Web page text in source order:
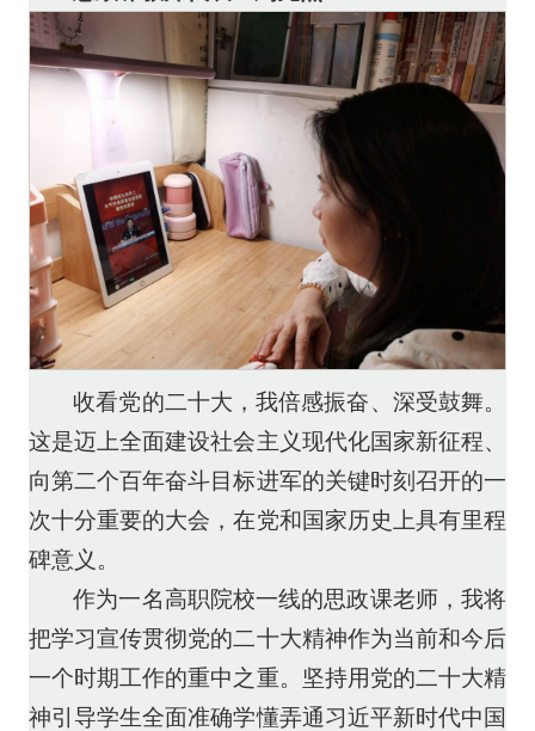
收看党的二十大，我倍感振奋、深受鼓舞。
这是迈上全面建设社会主义现代化国家新征程、
向第二个百年奋斗目标进军的关键时刻召开的一
次十分重要的大会，在党和国家历史上具有里程
碑意义。
作为一名高职院校一线的思政课老师，我将
把学习宣传贯彻党的二十大精神作为当前和今后
一个时期工作的重中之重。坚持用党的二十大精
神引导学生全面准确学懂弄通习近平新时代中国